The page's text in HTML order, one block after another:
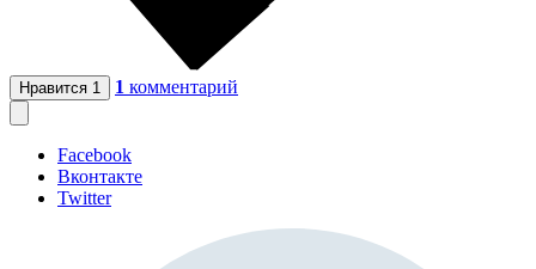
Нравится 1 1 комментарий
Facebook
Вконтакте
Twitter